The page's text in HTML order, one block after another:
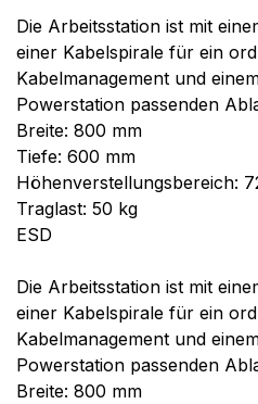
Die Arbeitsstation ist mit
einer Kabelspirale für ein
Kabelmanagement und
Powerstation passenden
Breite: 800 mm
Tiefe: 600 mm
Höhenverstellungsbereich:
Traglast: 50 kg
ESD
Die Arbeitsstation ist mit
einer Kabelspirale für ein
Kabelmanagement und
Powerstation passenden
Breite: 800 mm